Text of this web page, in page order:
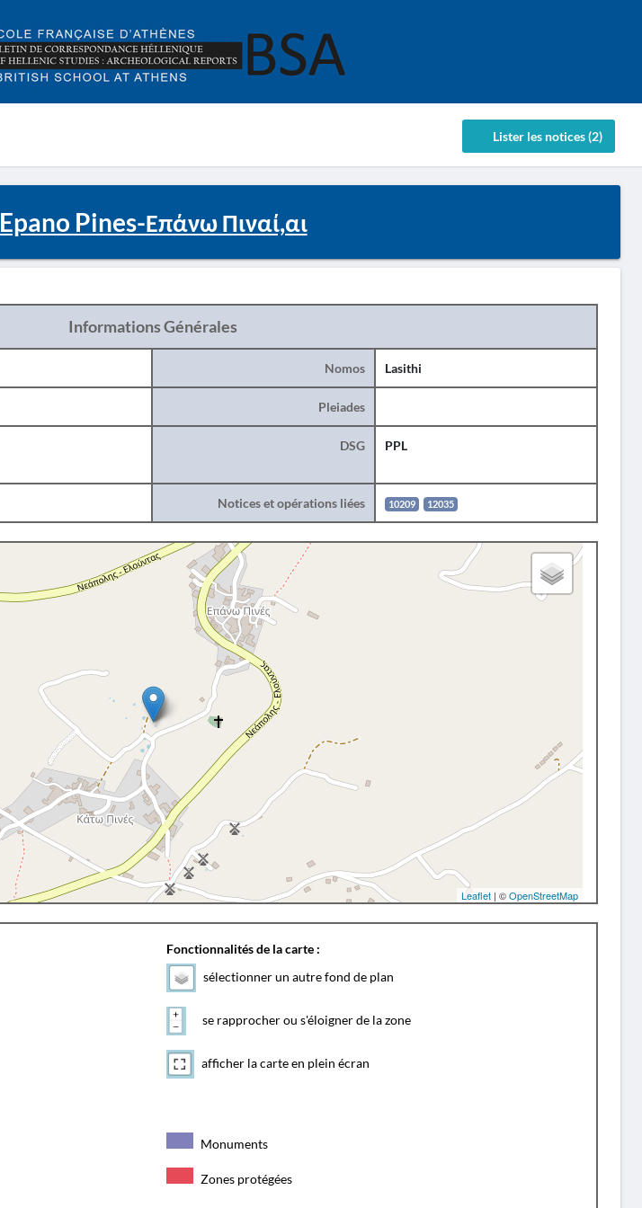
Lister les notices (2)
Epano Pines-Επάνω Πιναί,αι
Informations Générales
Nomos Lasithi
Pleiades
DSG PPL
Notices et opérations liées 10209 12035
Leaflet | ©OpenStreetMap
Fonctionnalités de la carte :
sélectionner un autre fond de plan
se rapprocher ou s'éloigner de la zone
afficher la carte en plein écran
Monuments
Zones protégées